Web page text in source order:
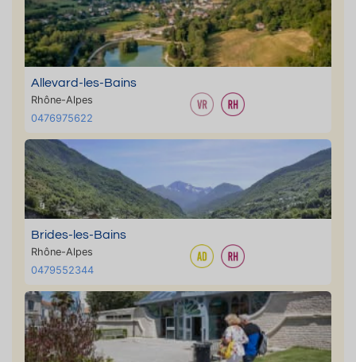
Allevard-les-Bains
Rhône-Alpes
0476975622
Brides-les-Bains
Rhône-Alpes
0479552344